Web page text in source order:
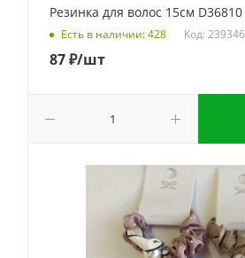
Резинка для волос 15см D36810
Есть в наличии: 428 Код: 239346
87₽/шт